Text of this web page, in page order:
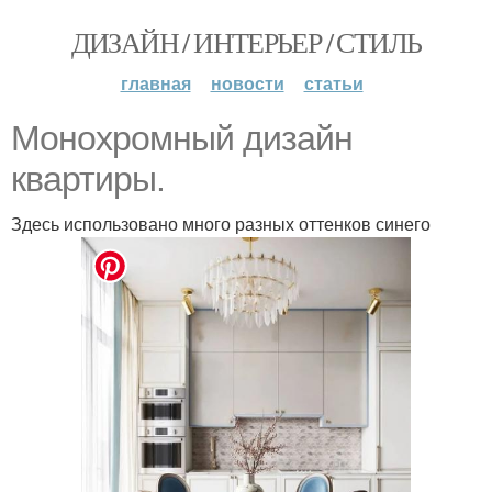
ДИЗАЙН / ИНТЕРЬЕР / СТИЛЬ
главная новости статьи
Монохромный дизайн
квартиры.
Здесь использовано много разных оттенков синего